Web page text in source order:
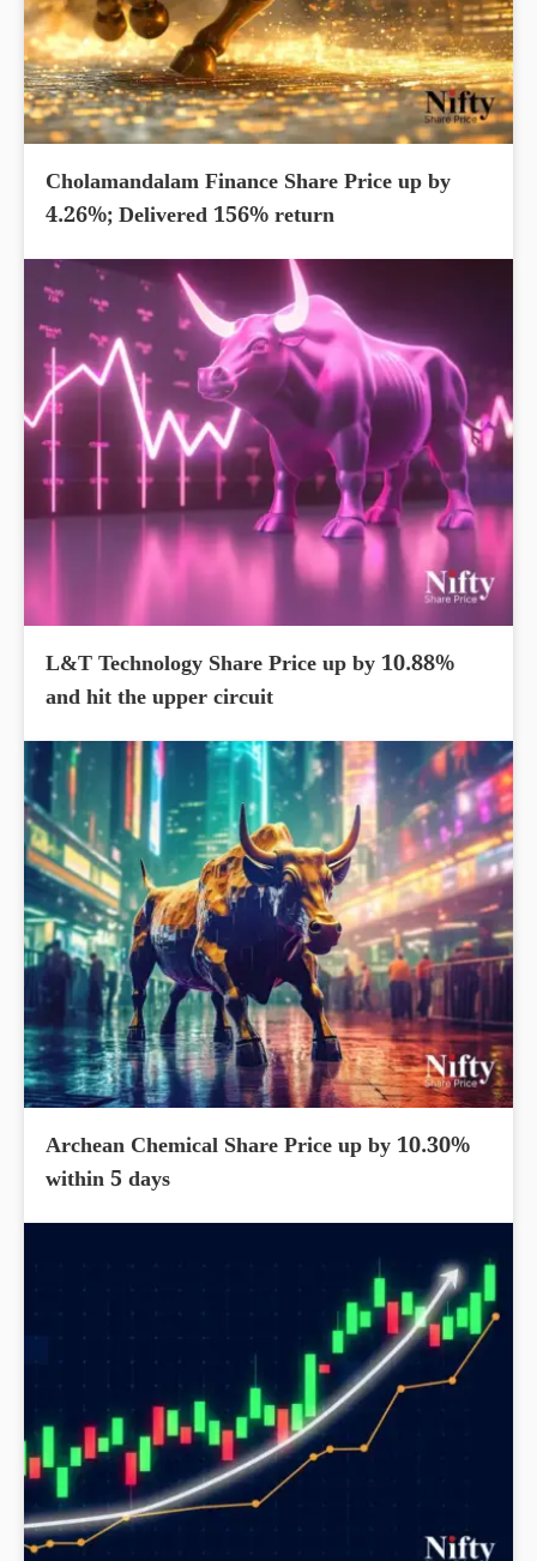
Cholamandalam Finance Share Price up by
4.26%; Delivered 156% return
L&T Technology Share Price up by 10.88%
and hit the upper circuit
Archean Chemical Share Price up by 10.30%
within 5 days